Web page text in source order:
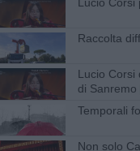
Raccolta
Lucio Corsi
di Sanremo
Temporali
Non solo